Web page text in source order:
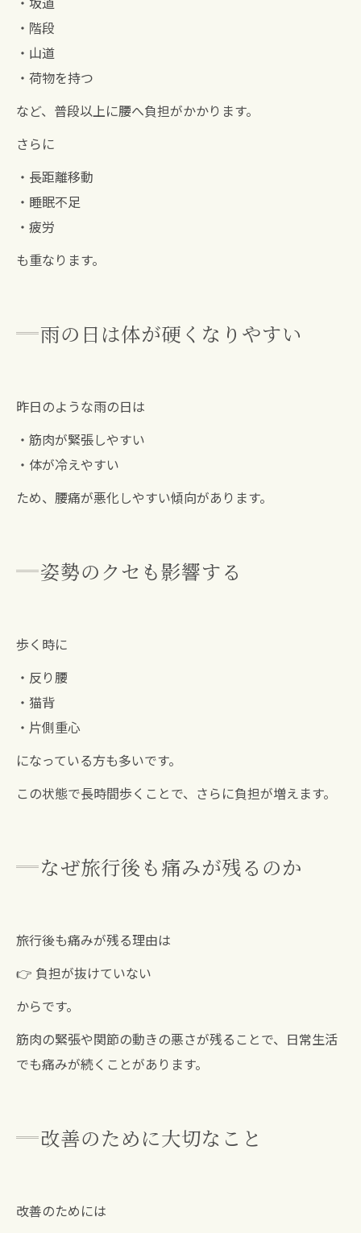
・階段
・山道
・荷物を持つ
など、普段以上に腰へ負担がかかります。
さらに
・長距離移動
・睡眠不足
・疲労
も重なります。
雨の日は体が硬くなりやすい
昨日のような雨の日は
・筋肉が緊張しやすい
・体が冷えやすい
ため、腰痛が悪化しやすい傾向があります。
姿勢のクセも影響する
歩く時に
・反り腰
・猫背
・片側重心
になっている方も多いです。
この状態で長時間歩くことで、さらに負担が増えます。
なぜ旅行後も痛みが残るのか
旅行後も痛みが残る理由は
👉 負担が抜けていない
からです。
筋肉の緊張や関節の動きの悪さが残ることで、日常生活
でも痛みが続くことがあります。
改善のために大切なこと
改善のためには